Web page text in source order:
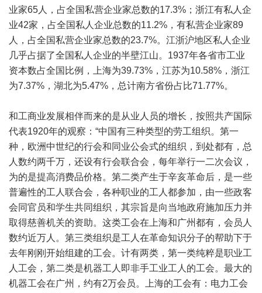
业家65人，占全国私营企业家总数的17.3%；浙江有私人企
业42家，占全国私人企业总数的11.2%，有私营企业家89
人，占全国私营企业家总数的23.7%。江浙沪地区私人企业
几乎占据了全国私人企业的半壁江山。1937年各省市工业
资本数占全国比例，上海为39.73%，江苏为10.58%，浙江
为7.37%，湖北为5.47%，总计南方省份占比71.77%。
和工商业发展相伴而来的是从业人员的增长，按照共产国际
代表1920年的观察：“中国有三种类型的劳工组织。第一
种，欧洲中世纪的行会和同业公会式的组织，到处都有，总
人数约两千万，还设有行会联合会，每年举行一二次会议，
为的是提高消费品价格。第二类产生于辛亥革命后，是一些
普遍性的工人联合会，各种职业的工人都参加，由一些政客
会同官员和学生共同组织，其宗旨是向当地政府施加压力并
取得慈善机关的资助。这类工会在上海和广州都有，会员人
数约近万人。第三类组织是工人在革命知识分子的帮助下于
去年刚刚开始组建的工会。计有两类，第一类纯粹是职业工
人工会，第二类是机器工人即非手工业工人的工会。最大的
机器工会在广州，约有2万会员。上海的工会有：电力工会